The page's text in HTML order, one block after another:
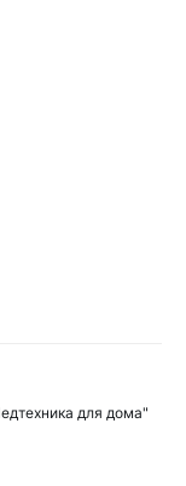
для дома"